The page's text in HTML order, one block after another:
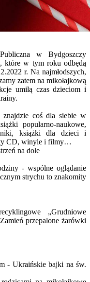
w Bydgoszczy
które w tym roku odbędą
r. Na najmłodszych,
zatem na mikołajkową
umilą czas dzieciom i
coś dla siebie w
popularno-naukowe,
książki dla dzieci i
CD, winyle i filmy…
na dole
- wspólne oglądanie
strychu to znakomity
„Grudniowe
przepalone żarówki
- Ukraińskie bajki na św.